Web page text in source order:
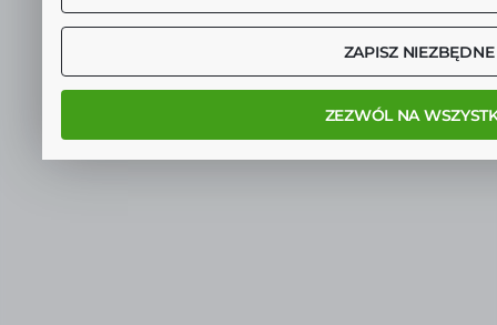
ZAPISZ NIEZBĘDNE
ZEZWÓL NA